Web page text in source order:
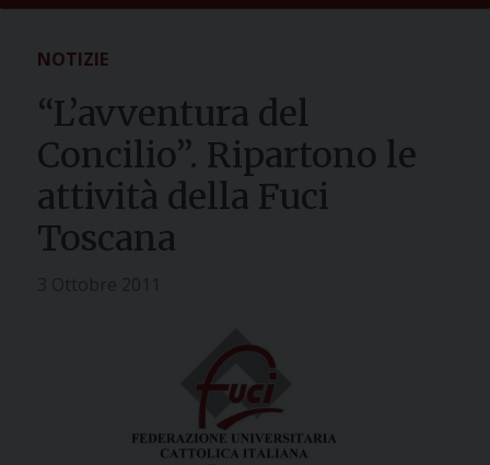
NOTIZIE
“L’avventura del
Concilio”. Ripartono le
attività della Fuci
Toscana